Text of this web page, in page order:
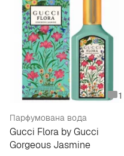
1
Парфумована вода
Gucci Flora by Gucci
Gorgeous Jasmine